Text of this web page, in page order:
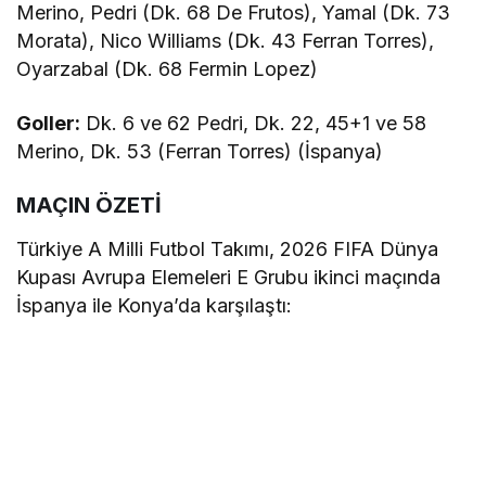
Merino, Pedri (Dk. 68 De Frutos), Yamal (Dk. 73
Morata), Nico Williams (Dk. 43 Ferran Torres),
Oyarzabal (Dk. 68 Fermin Lopez)
Goller: Dk. 6 ve 62 Pedri, Dk. 22, 45+1 ve 58
Merino, Dk. 53 (Ferran Torres) (İspanya)
MAÇIN ÖZETİ
Türkiye A Milli Futbol Takımı, 2026 FIFA Dünya
Kupası Avrupa Elemeleri E Grubu ikinci maçında
İspanya ile Konya’da karşılaştı: